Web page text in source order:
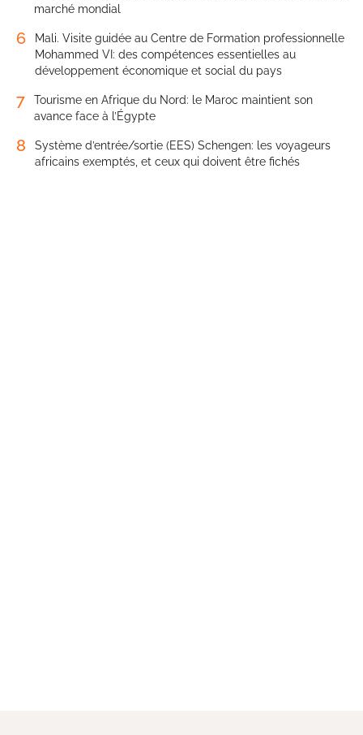
marché mondial
6
Mali. Visite guidée au Centre de Formation professionnelle
Mohammed VI: des compétences essentielles au
développement économique et social du pays
7
Tourisme en Afrique du Nord: le Maroc maintient son
avance face à l’Égypte
8
Système d’entrée/sortie (EES) Schengen: les voyageurs
africains exemptés, et ceux qui doivent être fichés